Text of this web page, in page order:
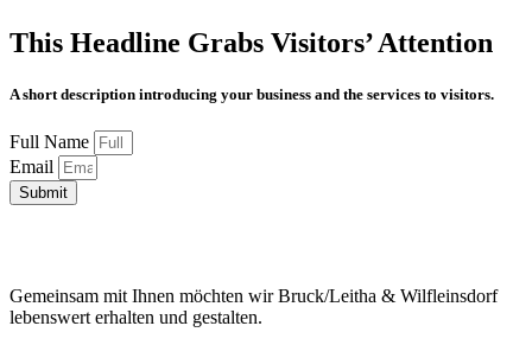
This Headline Grabs Visitors’ Attention
A short description introducing your business and the services to visitors.
Full Name
Email
Submit
Gemeinsam mit Ihnen möchten wir Bruck/Leitha & Wilfleinsdorf
lebenswert erhalten und gestalten.